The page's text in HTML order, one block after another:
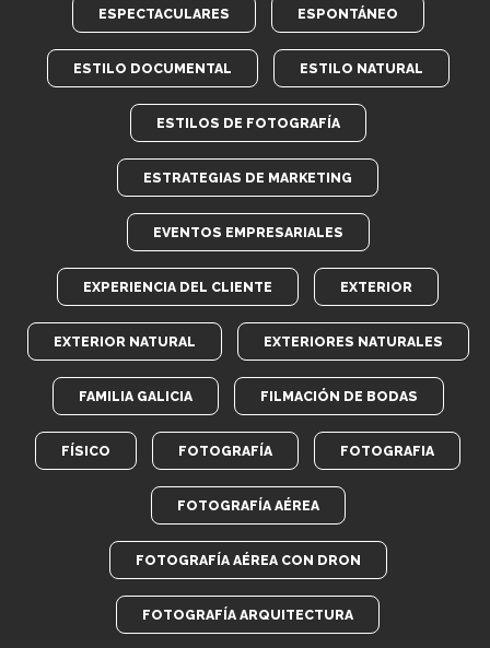
ESPECTACULARES ESPONTÁNEO
ESTILO DOCUMENTAL ESTILO NATURAL
ESTILOS DE FOTOGRAFÍA
ESTRATEGIAS DE MARKETING
EVENTOS EMPRESARIALES
EXPERIENCIA DEL CLIENTE EXTERIOR
EXTERIOR NATURAL EXTERIORES NATURALES
FAMILIA GALICIA FILMACIÓN DE BODAS
FÍSICO FOTOGRAFÍA FOTOGRAFIA
FOTOGRAFÍA AÉREA
FOTOGRAFÍA AÉREA CON DRON
FOTOGRAFÍA ARQUITECTURA